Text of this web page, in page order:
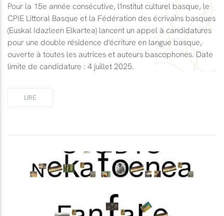
Pour la 15e année consécutive, l'Institut culturel basque, le
CPIE Littoral Basque et la Fédération des écrivains basques
(Euskal Idazleen Elkartea) lancent un appel à candidatures
pour une double résidence d'écriture en langue basque,
ouverte à toutes les autrices et auteurs bascophones. Date
limite de candidature : 4 juillet 2025.
LIRE